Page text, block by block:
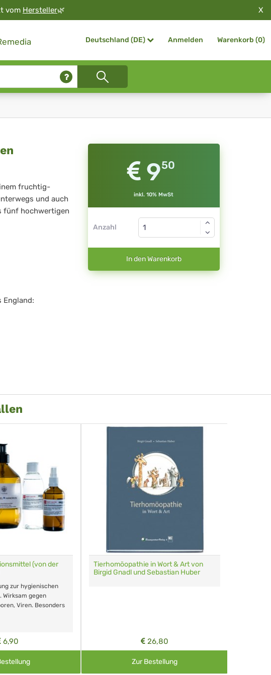
vom Hersteller🌿 X
Deutschland (DE) Anmelden Warenkorb (0)
fruchtig-
und auch
fünf hochwertigen
England:
950
inkl. 10% MwSt
Anzahl
In den Warenkorb
(von der
zur hygienischen
Wirksam gegen
Viren. Besonders
6,90
Tierhomöopathie in Wort & Art von
Birgid Gnadl und Sebastian Huber
26,80
Zur Bestellung